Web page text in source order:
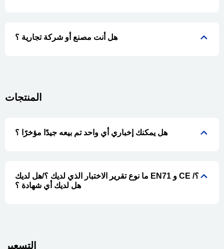
هل أنت مصنع أو شركة تجارية ؟
المنتجات
هل يمكنك إخباري أي واحد تم بيعه جيدًا مؤخرًا ؟
ما نوع تقرير الاختبار الذي لديك ؟/هل لديك EN71 و CE ؟/
هل لديك أي شهادة ؟
التسعير